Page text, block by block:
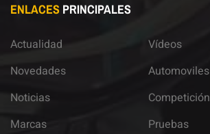
ENLACES PRINCIPALES
Actualidad
Novedades
Noticias
Marcas
Vídeos
Automoviles
Competición
Pruebas